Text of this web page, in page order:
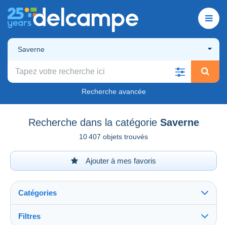
Saverne
Recherche avancée
Recherche dans la catégorie Saverne
10 407 objets trouvés
Ajouter à mes favoris
Catégories
Filtres